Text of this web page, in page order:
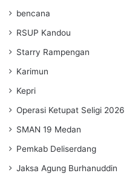
bencana
RSUP Kandou
Starry Rampengan
Karimun
Kepri
Operasi Ketupat Seligi 2026
SMAN 19 Medan
Pemkab Deliserdang
Jaksa Agung Burhanuddin